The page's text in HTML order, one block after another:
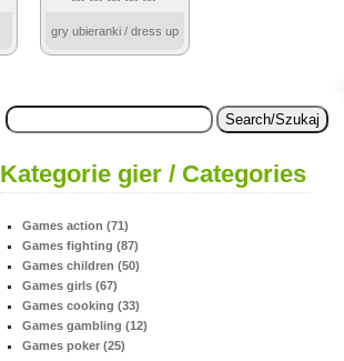
gry ubieranki / dress up
Kategorie gier / Categories
Games action (71)
Games fighting (87)
Games children (50)
Games girls (67)
Games cooking (33)
Games gambling (12)
Games poker (25)